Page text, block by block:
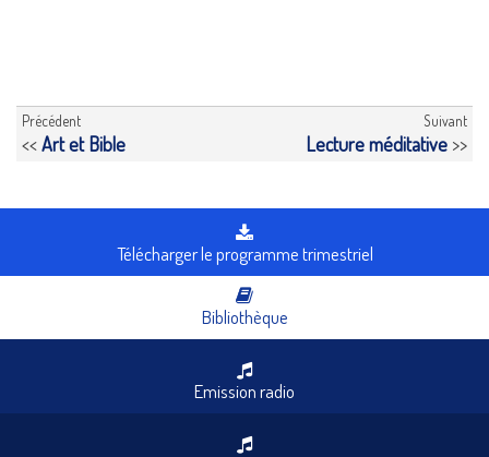
Précédent
<<Art et Bible
Suivant
Lecture méditative >>
Télécharger le programme trimestriel
Bibliothèque
Emission radio